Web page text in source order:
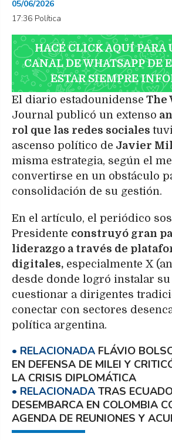
05/06/2026
17:36 Política
HACÉ CLICK AQUÍ PARA
CANAL DE WHATSAPP DE
ESTAR SIEMPRE
El diario estadounidense The
Journal publicó un extenso
rol que las redes sociales
ascenso político de Javier
misma estrategia, según el
convertirse en un obstáculo
consolidación de su gestión.
En el artículo, el periódico
Presidente construyó gran
liderazgo a través de
digitales, especialmente X
desde donde logró instalar
cuestionar a dirigentes
conectar con sectores
política argentina.
FLÁVIO
EN DEFENSA DE MILEI Y
LA CRISIS DIPLOMÁTICA
TRAS
DESEMBARCA EN COLOMBIA
AGENDA DE REUNIONES Y